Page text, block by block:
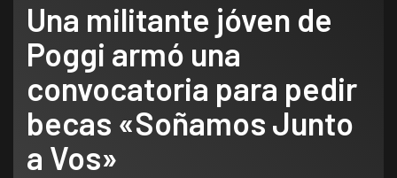
Una militante jóven de
Poggi armó una
convocatoria para pedir
becas «Soñamos Junto
a Vos»